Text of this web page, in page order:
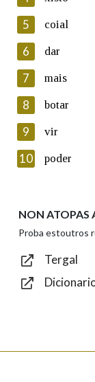
Lin e
Introduce o
Texto de
Enviar
5 coial
6 dar
7 mais
8 botar
9 vir
10 poder
NON ATOPAS
Proba estoutros
Tergal